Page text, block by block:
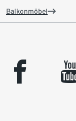
Balkonmöbel
facebook